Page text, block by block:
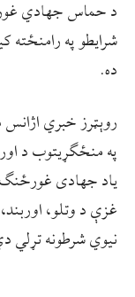
د حماس جهادي
شرايطو په رامنځته
ده.
روېټرز خبري
په منځګړيتوب د
ياد جهادی
غزې د وتلو،
نيوي شرطونه